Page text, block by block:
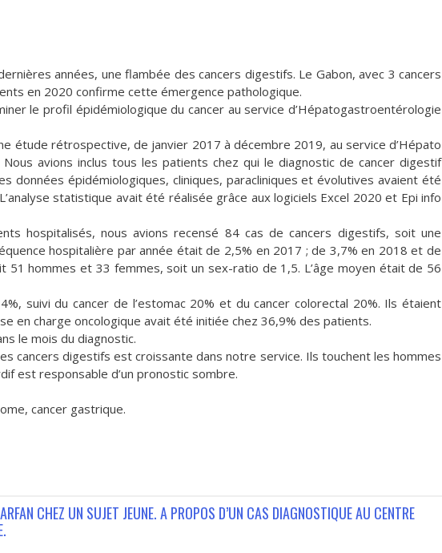
années, une flambée des cancers digestifs. Le Gabon, avec 3 cancers
en 2020 confirme cette émergence pathologique.
le profil épidémiologique du cancer au service d’Hépatogastroentérologie
étude rétrospective, de janvier 2017 à décembre 2019, au service d’Hépato
avions inclus tous les patients chez qui le diagnostic de cancer digestif
données épidémiologiques, cliniques, paracliniques et évolutives avaient été
statistique avait été réalisée grâce aux logiciels Excel 2020 et Epi info
hospitalisés, nous avions recensé 84 cas de cancers digestifs, soit une
hospitalière par année était de 2,5% en 2017 ; de 3,7% en 2018 et de
51 hommes et 33 femmes, soit un sex-ratio de 1,5. L’âge moyen était de 56
suivi du cancer de l’estomac 20% et du cancer colorectal 20%. Ils étaient
en charge oncologique avait été initiée chez 36,9% des patients.
le mois du diagnostic.
cancers digestifs est croissante dans notre service. Ils touchent les hommes
est responsable d’un pronostic sombre.
cancer gastrique.
CHEZ UN SUJET JEUNE. A PROPOS D’UN CAS DIAGNOSTIQUE AU CENTRE